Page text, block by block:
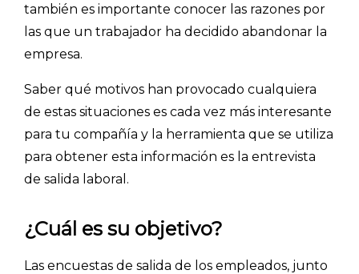
también es importante conocer las razones por
las que un trabajador ha decidido abandonar la
empresa.
Saber qué motivos han provocado cualquiera
de estas situaciones es cada vez más interesante
para tu compañía y la herramienta que se utiliza
para obtener esta información es la entrevista
de salida laboral.
¿Cuál es su objetivo?
Las encuestas de salida de los empleados, junto